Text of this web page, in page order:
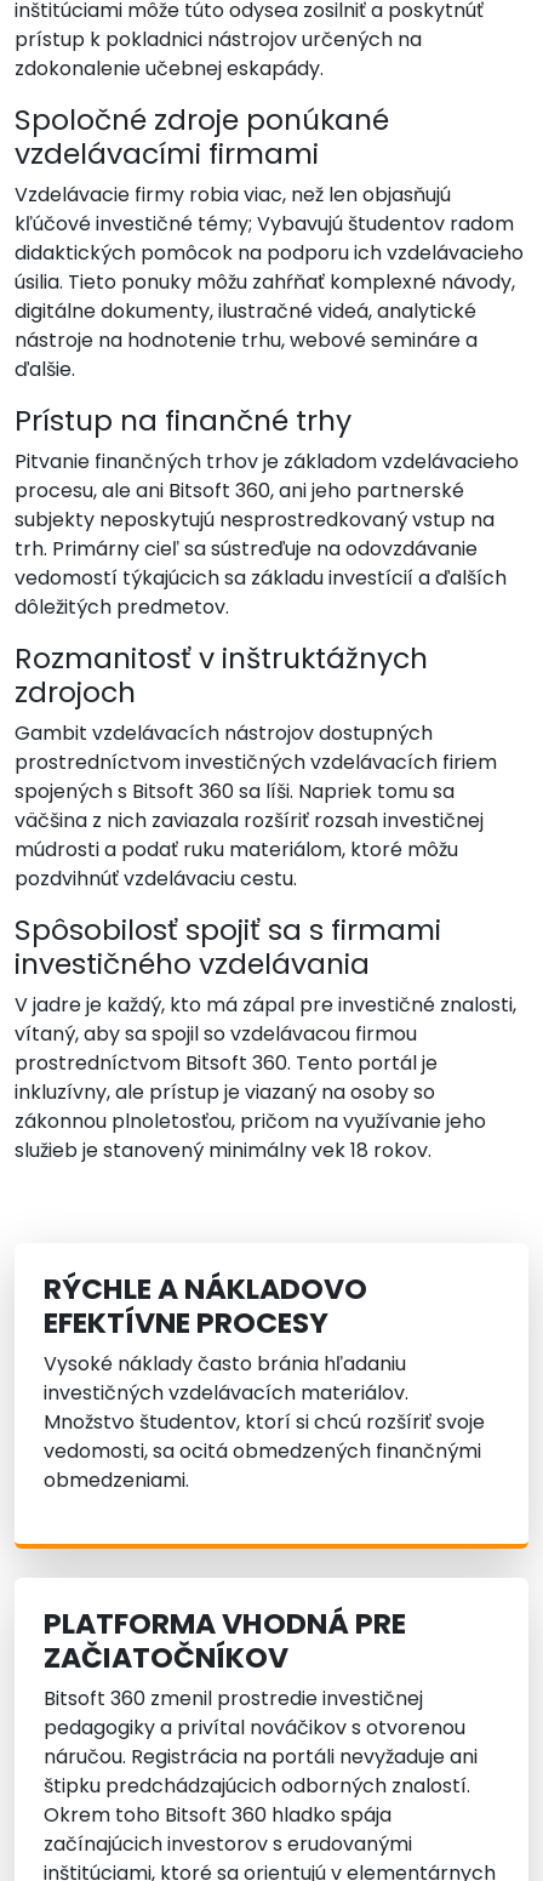
inštitúciami môže túto odysea zosilniť a poskytnúť
prístup k pokladnici nástrojov určených na
zdokonalenie učebnej eskapády.
Spoločné zdroje ponúkané
vzdelávacími firmami
Vzdelávacie firmy robia viac, než len objasňujú
kľúčové investičné témy; Vybavujú študentov radom
didaktických pomôcok na podporu ich vzdelávacieho
úsilia. Tieto ponuky môžu zahŕňať komplexné návody,
digitálne dokumenty, ilustračné videá, analytické
nástroje na hodnotenie trhu, webové semináre a
ďalšie.
Prístup na finančné trhy
Pitvanie finančných trhov je základom vzdelávacieho
procesu, ale ani Bitsoft 360, ani jeho partnerské
subjekty neposkytujú nesprostredkovaný vstup na
trh. Primárny cieľ sa sústreďuje na odovzdávanie
vedomostí týkajúcich sa základu investícií a ďalších
dôležitých predmetov.
Rozmanitosť v inštruktážnych
zdrojoch
Gambit vzdelávacích nástrojov dostupných
prostredníctvom investičných vzdelávacích firiem
spojených s Bitsoft 360 sa líši. Napriek tomu sa
väčšina z nich zaviazala rozšíriť rozsah investičnej
múdrosti a podať ruku materiálom, ktoré môžu
pozdvihnúť vzdelávaciu cestu.
Spôsobilosť spojiť sa s firmami
investičného vzdelávania
V jadre je každý, kto má zápal pre investičné znalosti,
vítaný, aby sa spojil so vzdelávacou firmou
prostredníctvom Bitsoft 360. Tento portál je
inkluzívny, ale prístup je viazaný na osoby so
zákonnou plnoletosťou, pričom na využívanie jeho
služieb je stanovený minimálny vek 18 rokov.
RÝCHLE A NÁKLADOVO
EFEKTÍVNE PROCESY
Vysoké náklady často bránia hľadaniu
investičných vzdelávacích materiálov.
Množstvo študentov, ktorí si chcú rozšíriť svoje
vedomosti, sa ocitá obmedzených finančnými
obmedzeniami.
PLATFORMA VHODNÁ PRE
ZAČIATOČNÍKOV
Bitsoft 360 zmenil prostredie investičnej
pedagogiky a privítal nováčikov s otvorenou
náručou. Registrácia na portáli nevyžaduje ani
štipku predchádzajúcich odborných znalostí.
Okrem toho Bitsoft 360 hladko spája
začínajúcich investorov s erudovanými
inštitúciami, ktoré sa orientujú v elementárnych